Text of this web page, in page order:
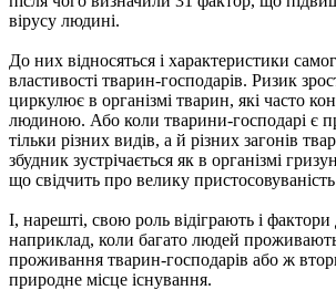
вірусу людині.
До них відносяться і характеристики
властивості тварин-господарів. Ризик
циркулює в організмі тварин, які часто
людиною. Або коли тварини-господарі є
тільки різних видів, а й різних загонів
збудник зустрічається як в організмі
що свідчить про велику
І, нарешті, свою роль відіграють і фактори
наприклад, коли багато людей проживають
проживання тварин-господарів або ж
природне місце існування.